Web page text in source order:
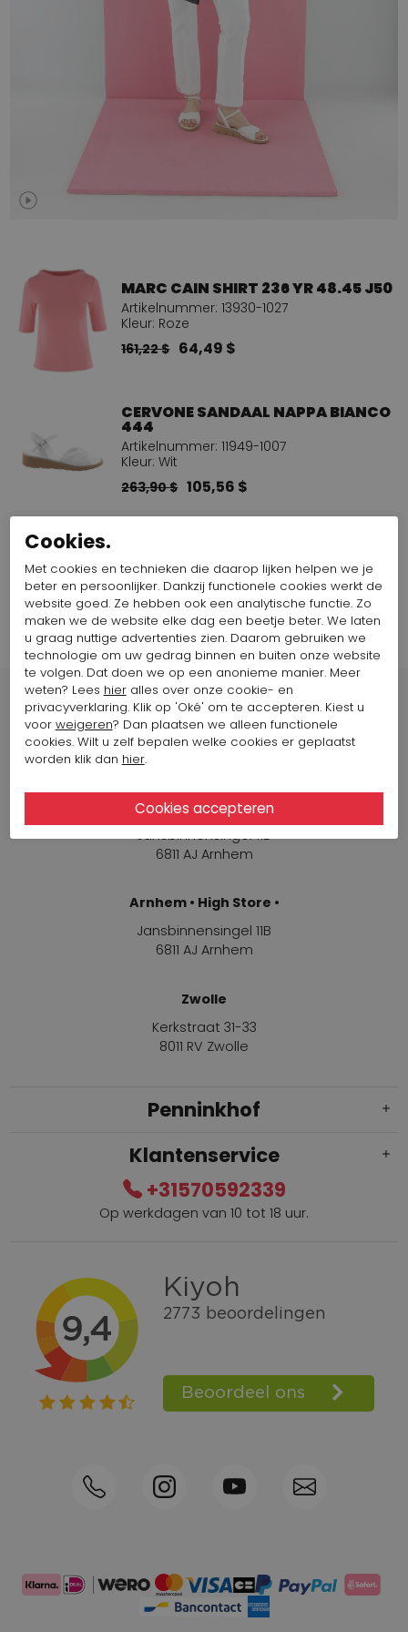
MARC CAIN SHIRT 236 YR 48.45 J50
Artikelnummer: 13930-1027
Kleur: Roze
161,22 $ 64,49 $
CERVONE SANDAAL NAPPA BIANCO
444
Artikelnummer: 11949-1007
Kleur: Wit
263,90 $ 105,56 $
Arnhem
Jansbinnensingel 11B
6811 AJ Arnhem
Arnhem • High Store •
Jansbinnensingel 11B
6811 AJ Arnhem
Zwolle
Kerkstraat 31-33
8011 RV Zwolle
Penninkhof
Gratis verzending vanaf € 100,=
Bel +31570592339
Spaarpunten
Shop the Look
Telefonisch bestellen ook mogelijk
Klantenservice
+31570592339
Op werkdagen van 10 tot 18 uur.
Cookies.
Met cookies en technieken die daarop lijken helpen we je
beter en persoonlijker. Dankzij functionele cookies werkt de
website goed. Ze hebben ook een analytische functie. Zo
maken we de website elke dag een beetje beter. We laten
u graag nuttige advertenties zien. Daarom gebruiken we
technologie om uw gedrag binnen en buiten onze website
te volgen. Dat doen we op een anonieme manier. Meer
weten? Lees hieralles over onze cookie- en
privacyverklaring. Klik op 'Oké' om te accepteren. Kiest u
voor weigeren? Dan plaatsen we alleen functionele
cookies. Wilt u zelf bepalen welke cookies er geplaatst
worden klik dan hier.